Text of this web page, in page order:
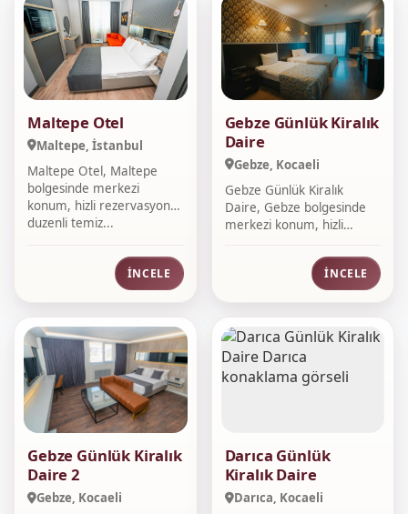
Maltepe Otel
Maltepe, İstanbul
Maltepe Otel, Maltepe
bolgesinde merkezi
konum, hizli rezervasyon,
duzenli temiz...
İNCELE
Gebze Günlük Kiralık
Daire
Gebze, Kocaeli
Gebze Günlük Kiralık
Daire, Gebze bolgesinde
merkezi konum, hizli
İNCELE
Gebze Günlük Kiralık
Daire 2
Gebze, Kocaeli
Darıca Günlük
Kiralık Daire
Darıca, Kocaeli